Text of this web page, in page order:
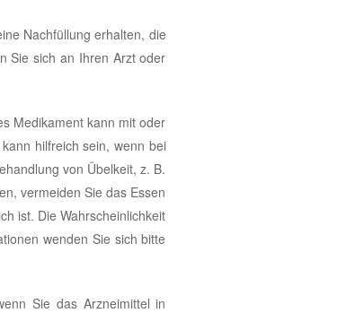
Nachfüllung erhalten, die
Sie sich an Ihren Arzt oder
Medikament kann mit oder
hilfreich sein, wenn bei
von Übelkeit, z. B.
vermeiden Sie das Essen
ist. Die Wahrscheinlichkeit
wenden Sie sich bitte
Sie das Arzneimittel in